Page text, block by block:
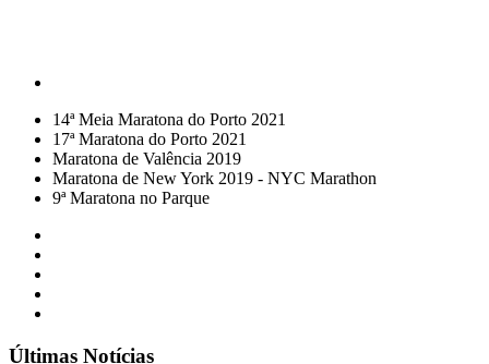
14ª Meia Maratona do Porto 2021
17ª Maratona do Porto 2021
Maratona de Valência 2019
Maratona de New York 2019 - NYC Marathon
9ª Maratona no Parque
Últimas Notícias